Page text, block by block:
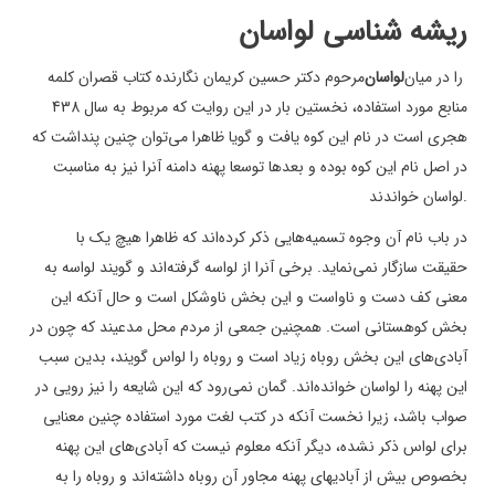
ریشه شناسی لواسان
مرحوم دکتر حسین کریمان نگارنده کتاب قصران کلمهلواسانرا در میان
منابع مورد استفاده، نخستین بار در این روایت که مربوط به سال 438
هجری است در نام این کوه یافت و گویا ظاهرا می‌توان چنین پنداشت که
در اصل نام این کوه بوده و بعدها توسعا پهنه دامنه آنرا نیز به مناسبت
لواسان خواندند.
در باب نام آن وجوه تسمیه‌هایی ذکر کرده‌اند که ظاهرا هیچ یک با
حقیقت سازگار نمی‌نماید. برخی آنرا از لواسه گرفته‌اند و گویند لواسه به
معنی کف دست و ناواست و این بخش ناوشکل است و حال آنکه این
بخش کوهستانی است. همچنین جمعی از مردم محل مدعیند که چون در
آبادی‌های این بخش روباه زیاد است و روباه را لواس گویند، بدین سبب
این پهنه را لواسان خوانده‌اند. گمان نمی‌رود که این شایعه را نیز رویی در
صواب باشد، زیرا نخست آنکه در کتب لغت مورد استفاده چنین معنایی
برای لواس ذکر نشده، دیگر آنکه معلوم نیست که آبادی‌های این پهنه
بخصوص بیش از آبادیهای پهنه مجاور آن روباه داشته‌اند و روباه را به